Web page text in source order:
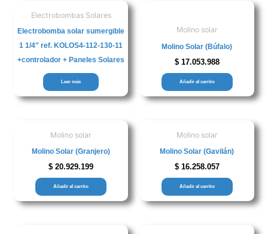
Electrobombas Solares
Electrobomba solar sumergible
1 1/4″ ref. KOLOS4-112-130-11
+controlador + Paneles Solares
Leer más
Molino solar
Molino Solar (Búfalo)
$17.053.988
Añadir al carrito
Molino solar
Molino Solar (Granjero)
$ 20.929.199
Añadir al carrito
Molino solar
Molino Solar (Gavilán)
$16.258.057
Añadir al carrito